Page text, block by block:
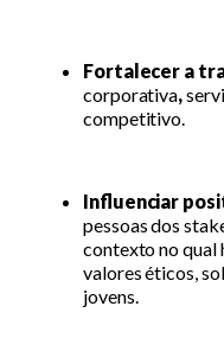
Fortalecer a
corporativa,
competitivo.
Influenciar
pessoas dos
contexto no qual
valores éticos,
jovens.